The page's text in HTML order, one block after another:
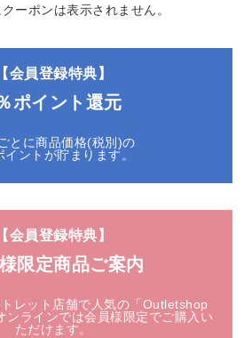
ーポンは表示されません。
【会員登録特典】
ポイント還元
とに商品価格(税別)の
イントが貯まります。
【会員登録特典】
限定商品ご案内
レット店舗で人気の「Outletshop
ンラインでは会員様限定でご購入い
ただけます。